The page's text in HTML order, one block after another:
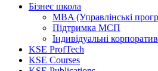
Бізнес школа
MBA (Управлінські
Підтримка МСП
Індивідуальні
KSE ProfTech
KSE Courses